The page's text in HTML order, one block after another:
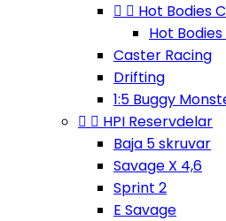
  Hot Bodies
Hot
Caster Racing
Drifting
1:5 Buggy
  HPI Reservdelar
Baja 5 skruvar
Savage X 4,6
Sprint 2
E Savage